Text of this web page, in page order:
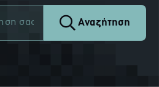
Αναζήτηση